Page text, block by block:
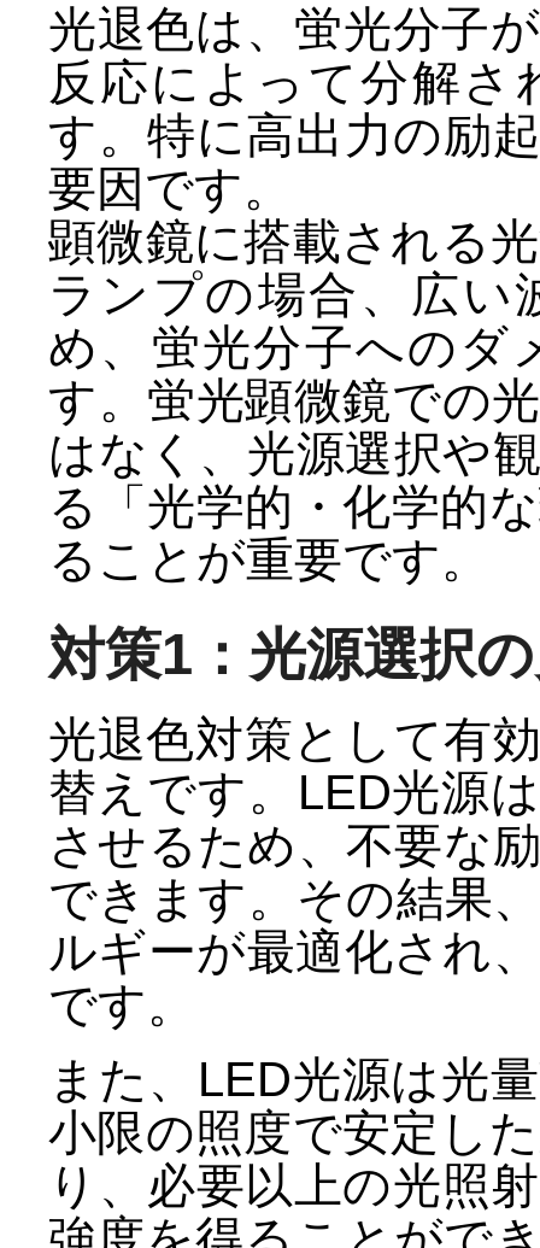
光退色は、蛍光分子
反応によって分解さ
す。特に高出力の励
要因です。
顕微鏡に搭載される
ランプの場合、広い
め、蛍光分子へのダ
す。蛍光顕微鏡での
はなく、光源選択や
る「光学的・化学的
ることが重要です。
対策1：光源選択
光退色対策として有
替えです。LED光源
させるため、不要な
できます。その結果
ルギーが最適化され
です。
また、LED光源は光
小限の照度で安定し
り、必要以上の光照